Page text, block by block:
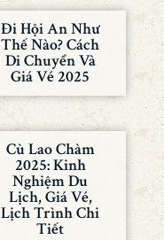
Đi Hội An Như
Thế Nào? Cách
Di Chuyển Và
Giá Vé 2025
Cù Lao Chàm
2025: Kinh
Nghiệm Du
Lịch, Giá Vé,
Lịch Trình Chi
Tiết